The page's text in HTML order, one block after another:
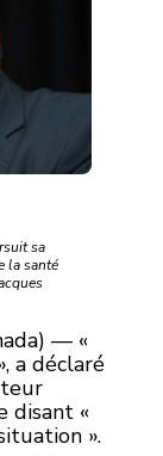
sa
la santé
— «
a déclaré
disant «
».